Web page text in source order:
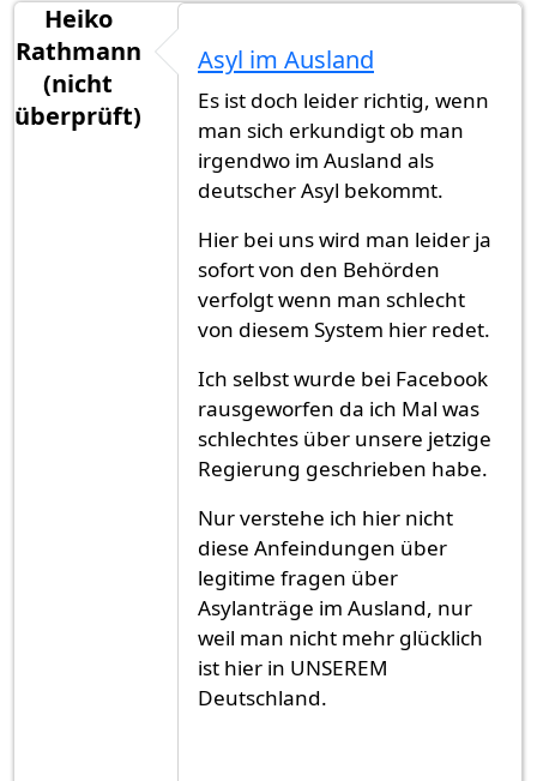
Heiko
Rathmann
(nicht
überprüft)
Asyl im Ausland
Es ist doch leider richtig, wenn
man sich erkundigt ob man
irgendwo im Ausland als
deutscher Asyl bekommt.
Hier bei uns wird man leider ja
sofort von den Behörden
verfolgt wenn man schlecht
von diesem System hier redet.
Ich selbst wurde bei Facebook
rausgeworfen da ich Mal was
schlechtes über unsere jetzige
Regierung geschrieben habe.
Nur verstehe ich hier nicht
diese Anfeindungen über
legitime fragen über
Asylanträge im Ausland, nur
weil man nicht mehr glücklich
ist hier in UNSEREM
Deutschland.